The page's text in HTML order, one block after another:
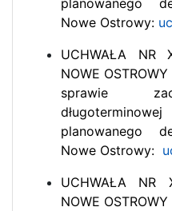
Nowe Ostrowy:
UCHWAŁA NR
NOWE
sprawie
planowanego
Nowe Ostrowy:
UCHWAŁA NR
NOWE